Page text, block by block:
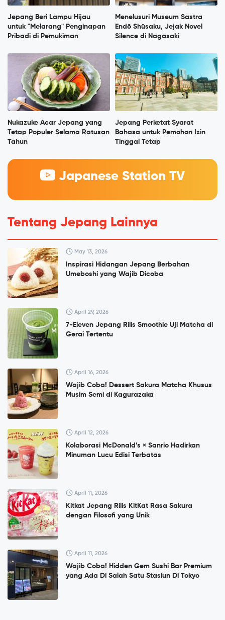
Jepang Beri Lampu Hijau
untuk "Melarang" Penginapan
Pribadi di Pemukiman
Menelusuri Museum Sastra
Endō Shūsaku, Jejak Novel
Silence di Nagasaki
Nukazuke Acar Jepang yang
Tetap Populer Selama Ratusan
Tahun
Jepang Perketat Syarat
Bahasa untuk Pemohon Izin
Tinggal Tetap
Japanese Station TV
Tentang Jepang Lainnya
May 13, 2026
Inspirasi Hidangan Jepang Berbahan
Umeboshi yang Wajib Dicoba
April 29, 2026
7-Eleven Jepang Rilis Smoothie Uji Matcha di
Gerai Tertentu
April 16, 2026
Wajib Coba! Dessert Sakura Matcha Khusus
Musim Semi di Kagurazaka
April 12, 2026
Kolaborasi McDonald’s × Sanrio Hadirkan
Minuman Lucu Edisi Terbatas
April 11, 2026
Kitkat Jepang Rilis KitKat Rasa Sakura
dengan Filosofi yang Unik
April 11, 2026
Wajib Coba! Hidden Gem Sushi Bar Premium
yang Ada Di Salah Satu Stasiun Di Tokyo